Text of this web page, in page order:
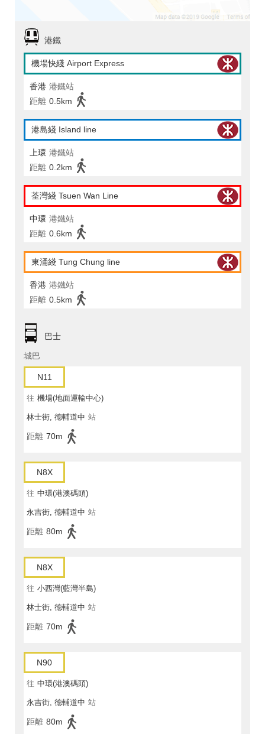
港鐵
機場快綫 Airport Express
香港 港鐵站
距離 0.5km
港島綫 Island line
上環 港鐵站
距離 0.2km
荃灣綫 Tsuen Wan Line
中環 港鐵站
距離 0.6km
東涌綫 Tung Chung line
香港 港鐵站
距離 0.5km
巴士
城巴
N11
往 機場(地面運輸中心)
林士街, 德輔道中 站
距離 70m
N8X
往 中環(港澳碼頭)
永吉街, 德輔道中 站
距離 80m
N8X
往 小西灣(藍灣半島)
林士街, 德輔道中 站
距離 70m
N90
往 中環(港澳碼頭)
永吉街, 德輔道中 站
距離 80m